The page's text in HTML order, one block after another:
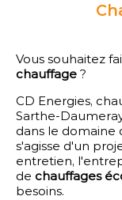
Vous souhaitez
chauffage ?
CD Energies,
Sarthe-
dans le domaine
s'agisse d'un
entretien,
de chauffages
besoins.